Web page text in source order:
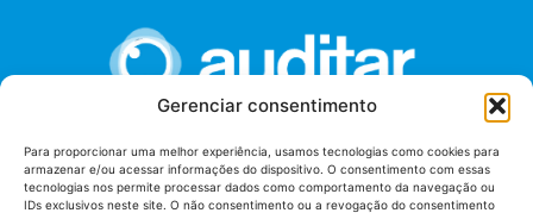
Gerenciar consentimento
Para proporcionar uma melhor experiência, usamos tecnologias como cookies para
armazenar e/ou acessar informações do dispositivo. O consentimento com essas
tecnologias nos permite processar dados como comportamento da navegação ou
IDs exclusivos neste site. O não consentimento ou a revogação do consentimento
União dos Auditores Federais de Controle Externo -
AUDITAR